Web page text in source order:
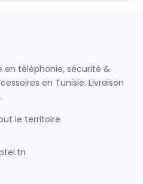
en téléphonie, sécurité &
en Tunisie. Livraison
le territoire